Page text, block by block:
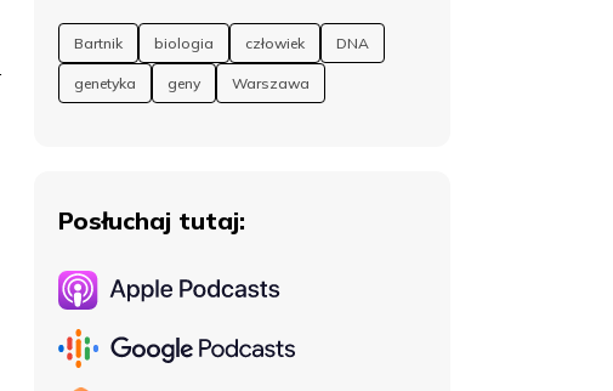
Bartnik biologia człowiek DNA
genetyka geny Warszawa
Posłuchaj tutaj: